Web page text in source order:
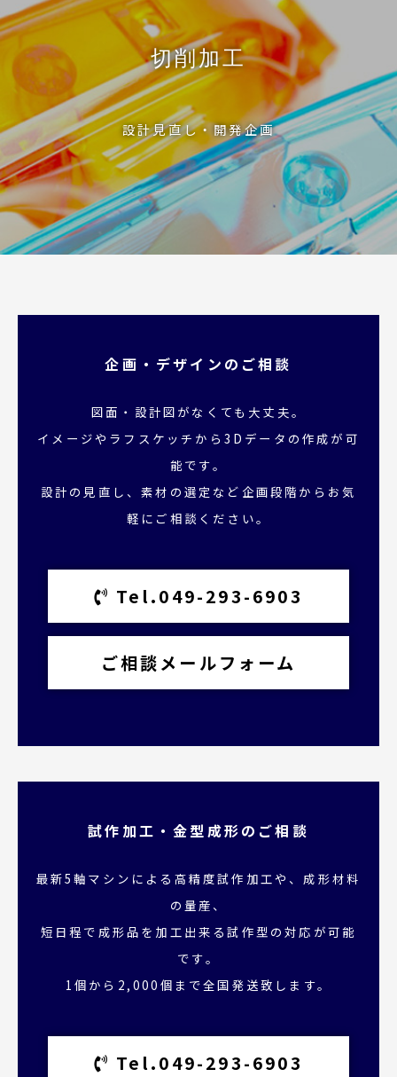
切削加工
設計見直し・開発企画
企画・デザインのご相談
図面・設計図がなくても大丈夫。
イメージやラフスケッチから3Dデータの作成が可
能です。
設計の見直し、素材の選定など企画段階からお気
軽にご相談ください。
Tel.049-293-6903
ご相談メールフォーム
試作加工・金型成形のご相談
最新5軸マシンによる高精度試作加工や、成形材料
の量産、
短日程で成形品を加工出来る試作型の対応が可能
です。
1個から2,000個まで全国発送致します。
Tel.049-293-6903